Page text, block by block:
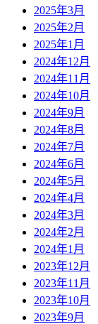
2025年3月
2025年2月
2025年1月
2024年12月
2024年11月
2024年10月
2024年9月
2024年8月
2024年7月
2024年6月
2024年5月
2024年4月
2024年3月
2024年2月
2024年1月
2023年12月
2023年11月
2023年10月
2023年9月